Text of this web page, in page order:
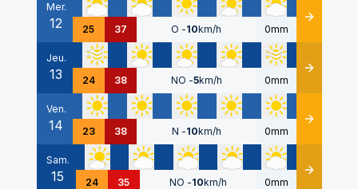
Mer.
12 25 37 O -10km/h 0mm Détails
Jeu.
13 24 38 NO -5km/h 0mm Détails
Ven.
14 23 38 N -10km/h 0mm Détails
Sam.
15 24 35 NO -10km/h 0mm Détails